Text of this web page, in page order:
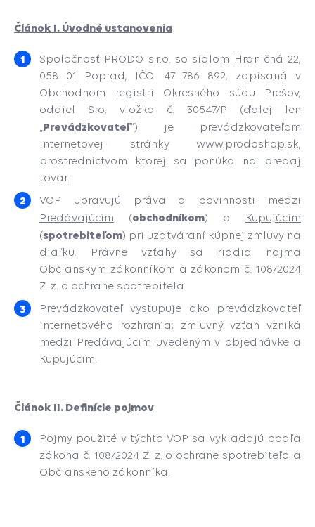
Článok I. Úvodné ustanovenia
Spoločnosť PRODO s.r.o. so sídlom Hraničná 22,
058 01 Poprad, IČO: 47 786 892, zapísaná v
Obchodnom registri Okresného súdu Prešov,
oddiel Sro, vložka č. 30547/P (ďalej len
Prevádzkovateľ“) je prevádzkovateľom
internetovej stránky www.prodoshop.sk,
prostredníctvom ktorej sa ponúka na predaj
tovar.
VOP upravujú práva a povinnosti medzi
Predávajúcim (obchodníkom) a
Kupujúcim
(spotrebiteľom) pri uzatváraní kúpnej zmluvy na
diaľku. Právne vzťahy sa riadia najmä
Občianskym zákonníkom a zákonom č. 108/2024
Z. z. o ochrane spotrebiteľa.
Prevádzkovateľ vystupuje ako prevádzkovateľ
internetového rozhrania; zmluvný vzťah vzniká
medzi Predávajúcim uvedeným v objednávke a
Kupujúcim.
Článok II. Definície pojmov
Pojmy použité v týchto VOP sa vykladajú podľa
zákona č. 108/2024 Z. z. o ochrane spotrebiteľa a
Občianskeho zákonníka.